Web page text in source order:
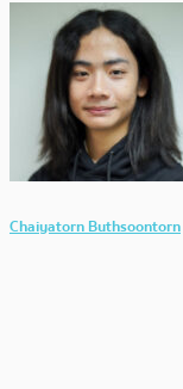
Chaiyatorn Buthsoontorn